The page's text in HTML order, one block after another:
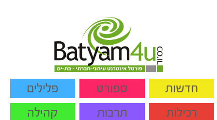
חדשות ספורט
פלילים
רכילות
תרבות
קהילה